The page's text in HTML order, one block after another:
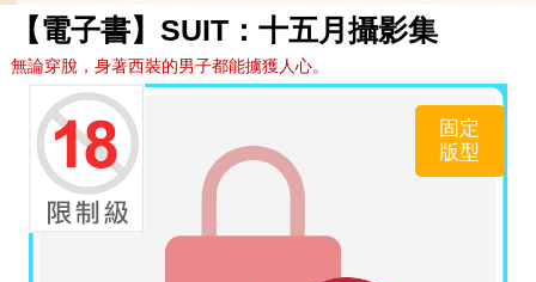
【電子書】SUIT：十五月攝影集
無論穿脫，身著西裝的男子都能擄獲人心。
固定
版型